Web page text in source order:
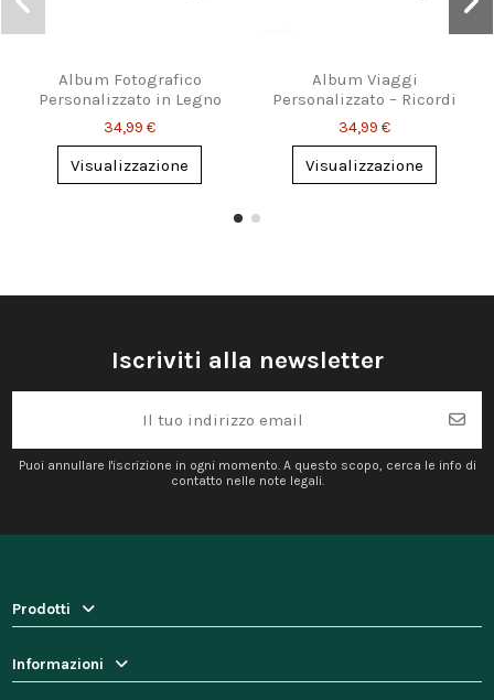
Album Fotografico
Personalizzato in Legno
- Design Elegante
34,99 €
Visualizzazione
Album Viaggi
Personalizzato – Ricordi
da Esplorare
34,99 €
Visualizzazione
Iscriviti alla newsletter
Puoi annullare l'iscrizione in ogni momento. A questo scopo, cerca le info di
contatto nelle note legali.
Prodotti
Informazioni